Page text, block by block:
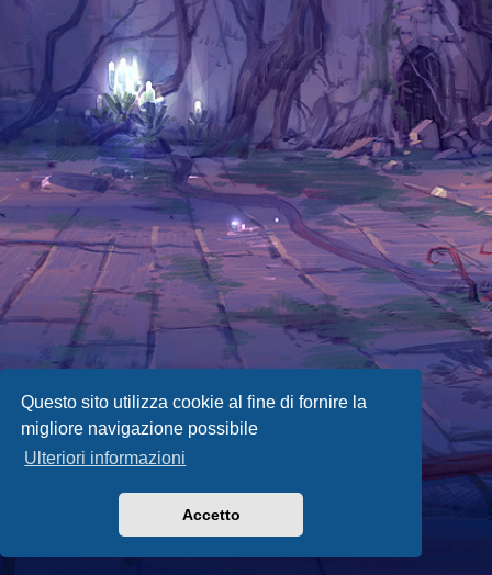
Questo sito utilizza cookie al fine di fornire la
migliore navigazione possibile
Ulteriori informazioni
Accetto